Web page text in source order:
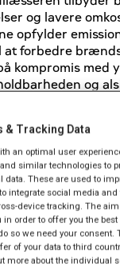
og lavere
opfylder
at forbedre
kompromis med
og
Få et tilbud
& Tracking Data
an optimal user
similar technologies to
These are used to
integrate social media
device tracking. The
order to offer you the
so we need your
of your data to third
more about the individual